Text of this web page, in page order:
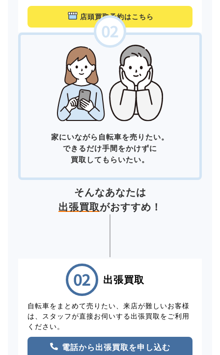
店頭買取予約はこちら
家にいながら自転車を売りたい。
できるだけ手間をかけずに
買取してもらいたい。
そんなあなたは
出張買取がおすすめ！
出張買取
自転車をまとめて売りたい、来店が難しいお客様
は、スタッフが直接お伺いする出張買取をご利用
ください。
電話から出張買取を申し込む